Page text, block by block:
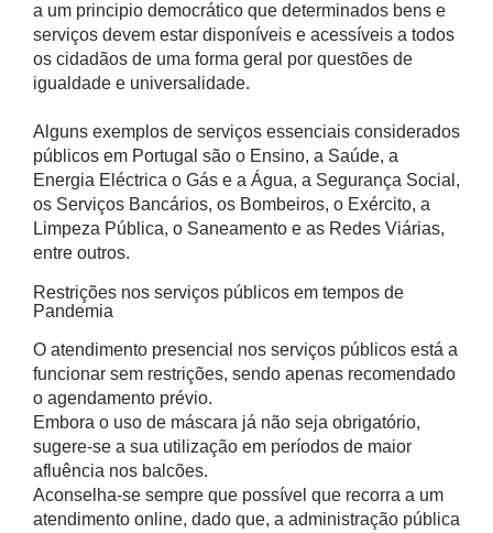
a um principio democrático que determinados bens e
serviços devem estar disponíveis e acessíveis a todos
os cidadãos de uma forma geral por questões de
igualdade e universalidade.
Alguns exemplos de serviços essenciais considerados
públicos em Portugal são o Ensino, a Saúde, a
Energia Eléctrica o Gás e a Água, a Segurança Social,
os Serviços Bancários, os Bombeiros, o Exército, a
Limpeza Pública, o Saneamento e as Redes Viárias,
entre outros.
Restrições nos serviços públicos em tempos de
Pandemia
O atendimento presencial nos serviços públicos está a
funcionar sem restrições, sendo apenas recomendado
o agendamento prévio.
Embora o uso de máscara já não seja obrigatório,
sugere-se a sua utilização em períodos de maior
afluência nos balcões.
Aconselha-se sempre que possível que recorra a um
atendimento online, dado que, a administração pública